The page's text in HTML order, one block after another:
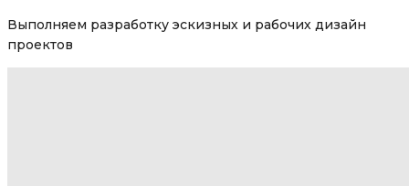
Выполняем разработку эскизных и рабочих дизайн
проектов